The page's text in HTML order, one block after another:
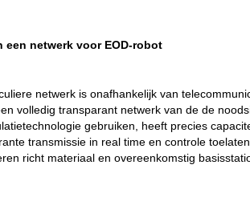
een netwerk voor EOD-robot
netwerk is onafhankelijk van
volledig transparant netwerk van de de
gebruiken, heeft precies
transmissie in real time en controle
richt materiaal en overeenkomstig